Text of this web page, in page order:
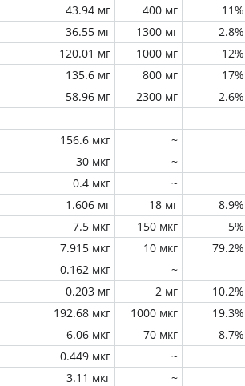
43.94 мг 400 мг 11%
36.55 мг 1300 мг 2.8%
120.01 мг 1000 мг 12%
135.6 мг 800 мг 17%
58.96 мг 2300 мг 2.6%
156.6 мкг
~
30 мкг
~
0.4 мкг
~
1.606 мг 18 мг 8.9%
7.5 мкг 150 мкг 5%
7.915 мкг 10 мкг 79.2%
0.162 мкг
~
0.203 мг 2 мг 10.2%
192.68 мкг 1000 мкг 19.3%
6.06 мкг 70 мкг 8.7%
0.449 мкг
~
3.11 мкг
~